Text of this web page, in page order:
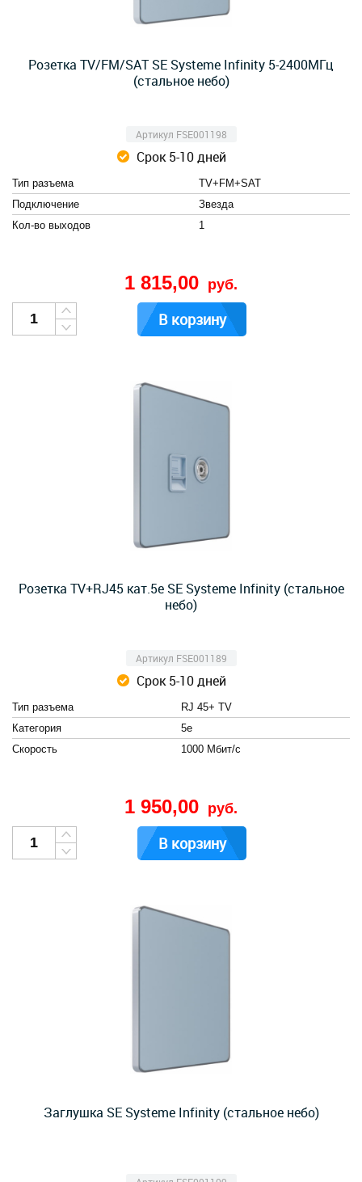
Розетка TV/FM/SAT SE Systeme Infinity 5-2400MГц
(стальное небо)
Артикул FSE001198
Срок 5-10 дней
Тип разъема
TV+FM+SAT
Подключение
Звезда
Кол-во выходов
1
1 815,00 руб.
В корзину
Розетка TV+RJ45 кат.5e SE Systeme Infinity (стальное
небо)
Артикул FSE001189
Срок 5-10 дней
Тип разъема
RJ 45+ TV
Категория
5e
Скорость
1000 Мбит/с
1 950,00 руб.
В корзину
Заглушка SE Systeme Infinity (стальное небо)